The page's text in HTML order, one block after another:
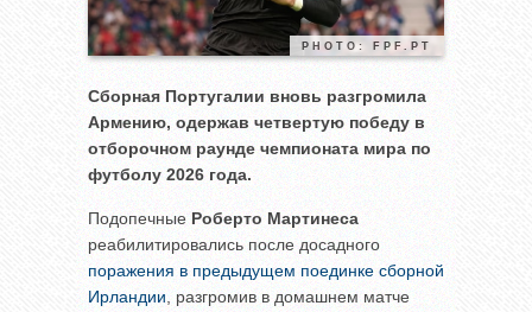
PHOTO: FPF.PT
Сборная Португалии вновь разгромила
Армению, одержав четвертую победу в
отборочном раунде чемпионата мира по
футболу 2026 года.
Подопечные Роберто Мартинеса
реабилитировались после досадного
поражения в предыдущем поединке сборной
Ирландии, разгромив в домашнем матче